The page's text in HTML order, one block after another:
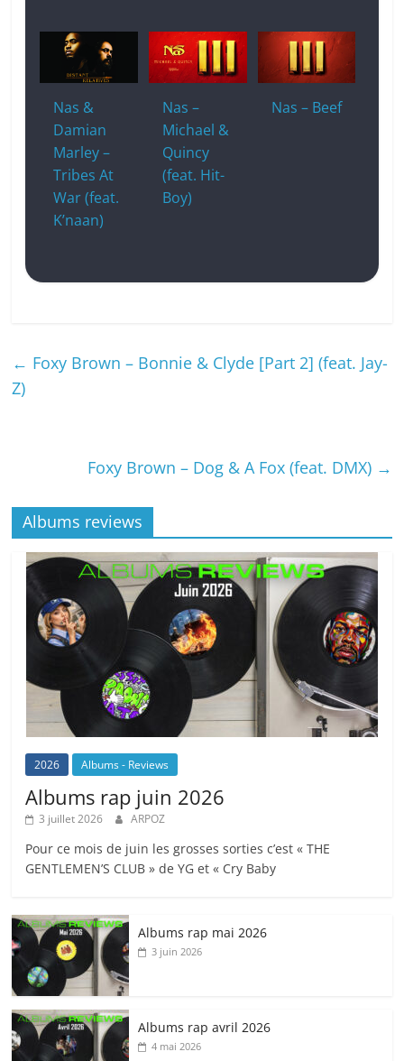
Nas &
Damian
Marley –
Tribes At
War (feat.
K’naan)
Nas –
Michael &
Quincy
(feat. Hit-
Boy)
Nas – Beef
← Foxy Brown – Bonnie & Clyde [Part 2] (feat. Jay-
Z)
Foxy Brown – Dog & A Fox (feat. DMX) →
Albums reviews
2026 Albums - Reviews
Albums rap juin 2026
3 juillet 2026 ARPOZ
Pour ce mois de juin les grosses sorties c’est « THE
GENTLEMEN’S CLUB » de YG et « Cry Baby
Albums rap mai 2026
3 juin 2026
Albums rap avril 2026
4 mai 2026